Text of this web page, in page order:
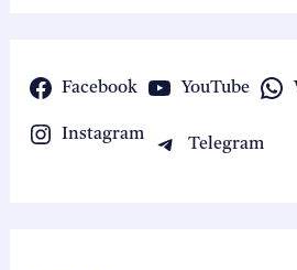
Facebook YouTube
Instagram
Telegram